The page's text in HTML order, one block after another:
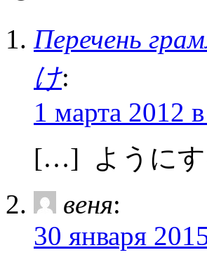
Перечень
け:
1 марта 2012
[…] ようにす
веня:
30 января